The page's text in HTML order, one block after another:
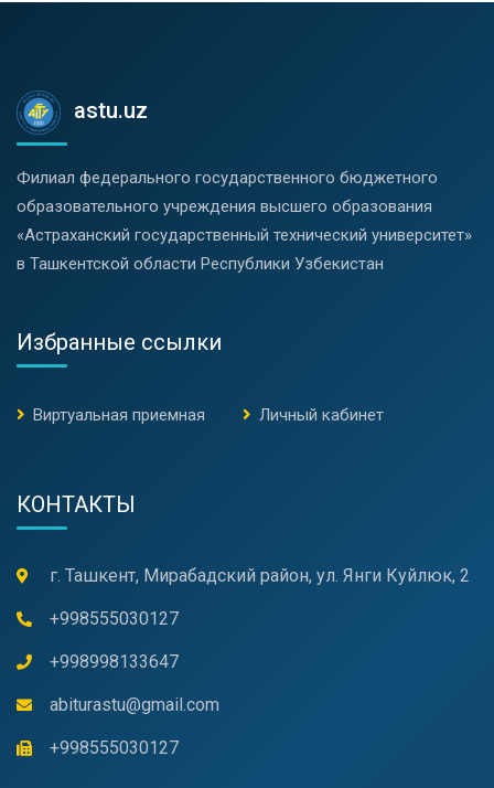
astu.uz
Филиал федерального государственного бюджетного
образовательного учреждения высшего образования
«Астраханский государственный технический университет»
в Ташкентской области Республики Узбекистан
Избранные ссылки
Виртуальная приемная Личный кабинет
КОНТАКТЫ
г. Ташкент, Мирабадский район, ул. Янги Куйлюк, 2
+998555030127
+998998133647
abiturastu@gmail.com
+998555030127